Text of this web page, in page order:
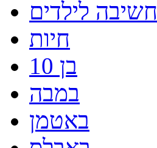
חשיבה לילדים
חיות
בן 10
במבה
באטמן